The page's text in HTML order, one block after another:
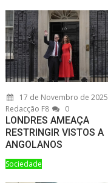
17 de Novembro de 2025
Redacção F8
0
LONDRES AMEAÇA
RESTRINGIR VISTOS A
ANGOLANOS
Sociedade